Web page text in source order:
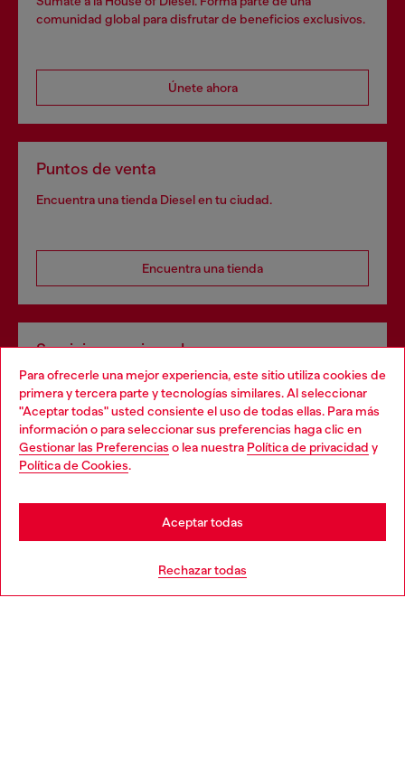
Para ofrecerle una mejor experiencia, este sitio utiliza cookies de
primera y tercera parte y tecnologías similares. Al seleccionar
"Aceptar todas" usted consiente el uso de todas ellas. Para más
información o para seleccionar sus preferencias haga clic en
Gestionar las Preferencias o lea nuestra Política de privacidad y
Política de Cookies.
Rechazar todas
Aceptar todas
comunidad global para disfrutar de beneficios exclusivos.
Únete ahora
Puntos de venta
Encuentra una tienda Diesel en tu ciudad.
Encuentra una tienda
Servicios omnicanal
Descubre todos nuestros servicios, tanto en línea como
en la tienda.
Choose your location
You are currently browsing España website, but it seems you
may be based in United States